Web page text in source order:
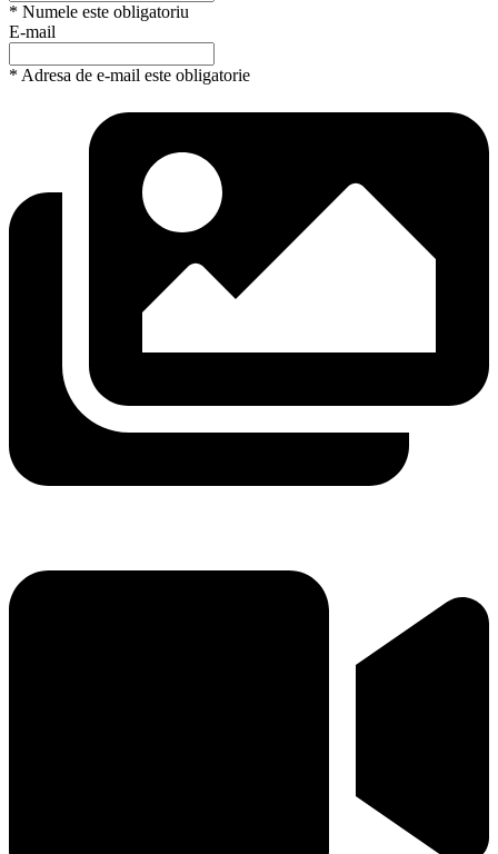
* Numele este obligatoriu
E-mail
* Adresa de e-mail este obligatorie